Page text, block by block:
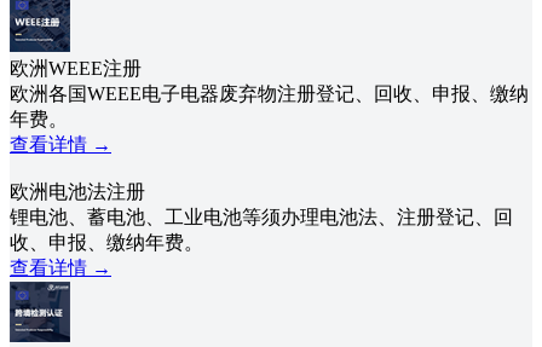
欧洲WEEE注册
欧洲各国WEEE电子电器废弃物注册登记、回收、申报、缴纳
年费。
查看详情 →
欧洲电池法注册
锂电池、蓄电池、工业电池等须办理电池法、注册登记、回
收、申报、缴纳年费。
查看详情 →